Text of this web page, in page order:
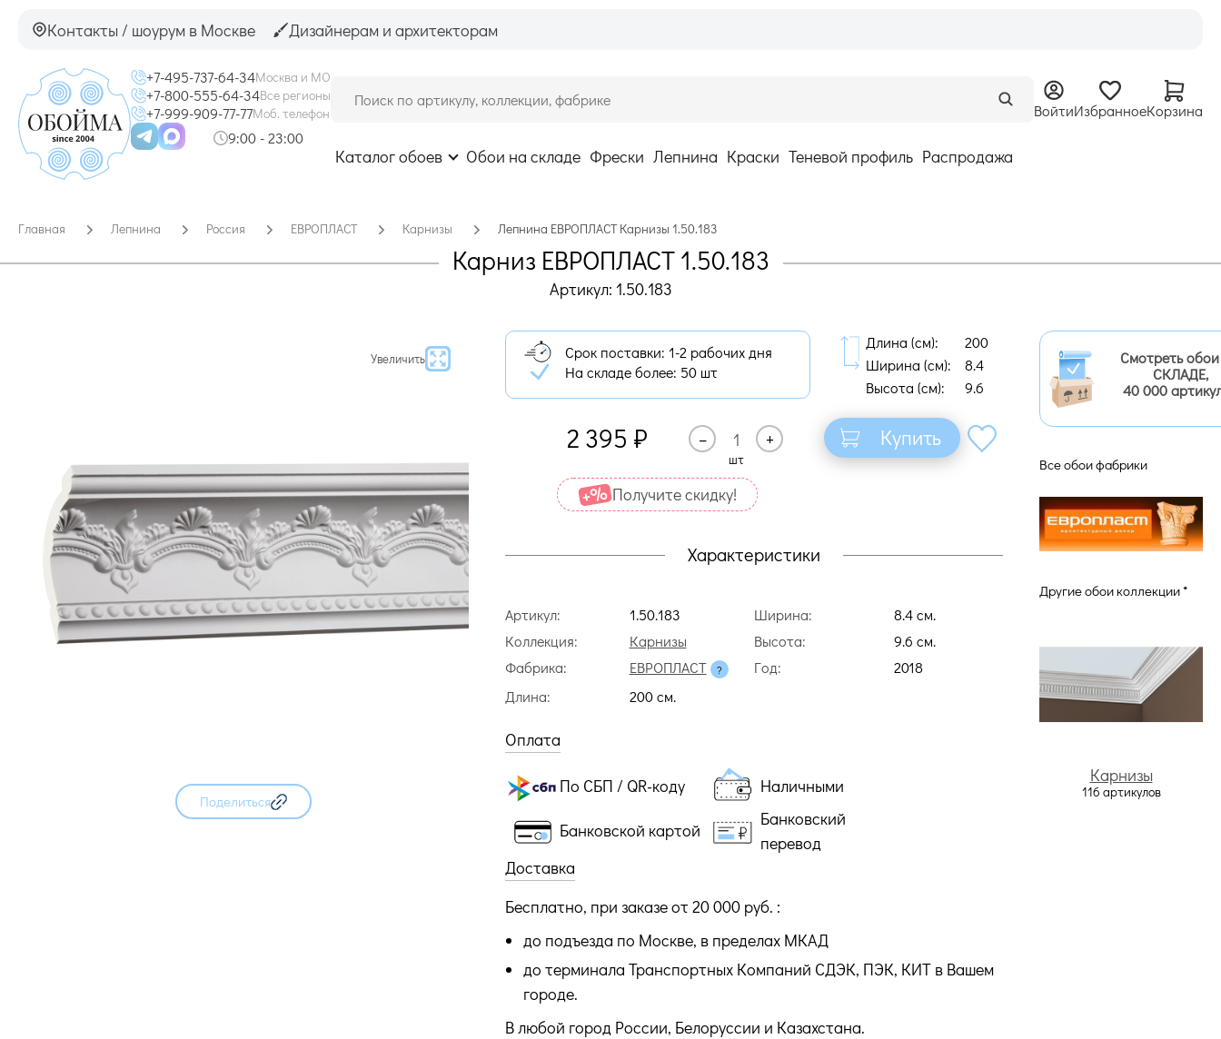
Контакты / шоурум в Москве Дизайнерам и архитекторам
+7-495-737-64-34Москва и МО
+7-800-555-64-34Все регионы
+7-999-909-77-77Моб. телефон
9:00 - 23:00
ВойтиИзбранноеКорзина
Каталог обоев Обои на складе Фрески Лепнина Краски Теневой профиль Распродажа
Главная Лепнина Россия ЕВРОПЛАСТ Карнизы Лепнина ЕВРОПЛАСТ Карнизы 1.50.183
Карниз ЕВРОПЛАСТ 1.50.183
Артикул: 1.50.183
Увеличить
Поделиться
Срок поставки: 1-2 рабочих дня
На складе более: 50 шт
Длина (cм):
200
Ширина (cм):
8.4
Высота (cм):
9.6
2 395 ₽ –
шт
+ Купить
Получите cкидку!
Характеристики
Артикул:
1.50.183
Коллекция:
Карнизы
Фабрика:
ЕВРОПЛАСТ
Длина:
200 cм.
Ширина:
8.4 cм.
Высота:
9.6 cм.
Год:
2018
Оплата
По СБП / QR-коду Наличными
Банковской картой
Банковский
перевод
Доставка
Бесплатно, при заказе от 20 000 руб. :
до подъезда по Москве, в пределах МКАД
до терминала Транспортных Компаний СДЭК, ПЭК, КИТ в Вашем
городе.
В любой город России, Белоруссии и Казахстана.
Смотреть
СКЛАДЕ,
40 000
Все обои фабрики
Другие обои коллекции *
Карнизы
116 артикулов